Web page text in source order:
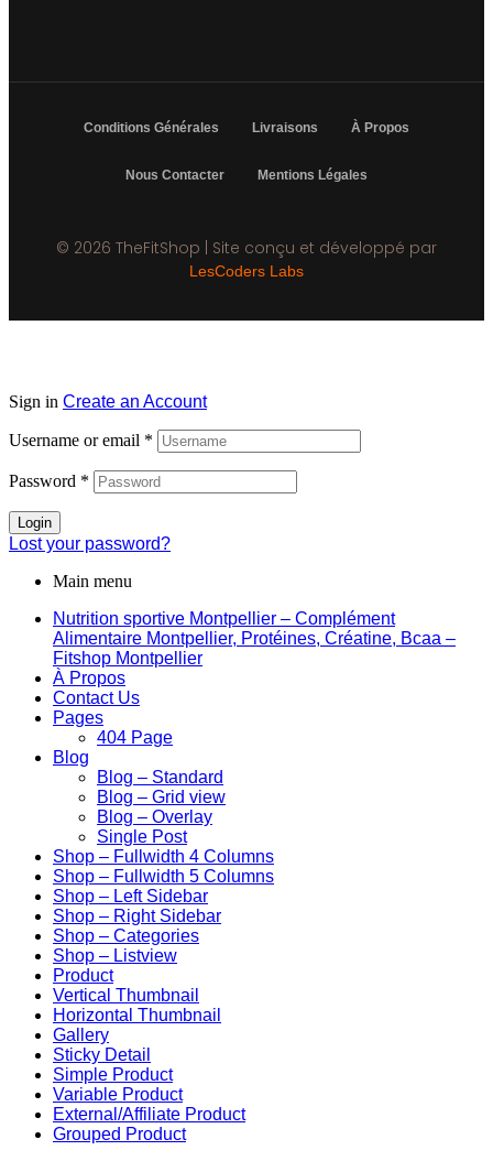
Conditions Générales Livraisons À Propos
Nous Contacter Mentions Légales
© 2026 TheFitShop | Site conçu et développé par
LesCoders Labs
Sign in Create an Account
Username or email *
Password *
Login
Lost your password?
Main menu
Nutrition sportive Montpellier – Complément
Alimentaire Montpellier, Protéines, Créatine, Bcaa –
Fitshop Montpellier
À Propos
Contact Us
Pages
404 Page
Blog
Blog – Standard
Blog – Grid view
Blog – Overlay
Single Post
Shop – Fullwidth 4 Columns
Shop – Fullwidth 5 Columns
Shop – Left Sidebar
Shop – Right Sidebar
Shop – Categories
Shop – Listview
Product
Vertical Thumbnail
Horizontal Thumbnail
Gallery
Sticky Detail
Simple Product
Variable Product
External/Affiliate Product
Grouped Product